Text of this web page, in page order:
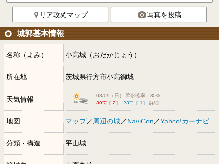
リア攻めマップ 写真を投稿
城郭基本情報
名称（よみ） 小高城（おだかじょう）
所在地 茨城県行方市小高御城
天気情報
08/09（日） 降水確率：30%
30℃［-2］
23℃［-1］ 詳細
地図 マップ／ 周辺の城／NaviCon ／Yahoo!カーナビ
分類・構造 平山城